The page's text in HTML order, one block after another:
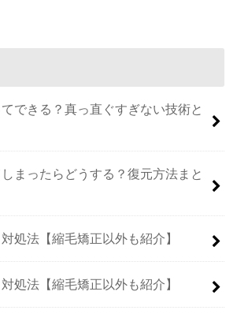
できる？真っ直ぐすぎない技術と
まったらどうする？復元方法まと
処法【縮毛矯正以外も紹介】
処法【縮毛矯正以外も紹介】